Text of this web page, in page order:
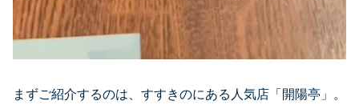
まずご紹介するのは、すすきのにある人気店「開陽亭」。